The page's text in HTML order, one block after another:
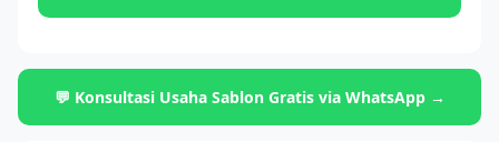
💬 Konsultasi Usaha Sablon Gratis via WhatsApp →